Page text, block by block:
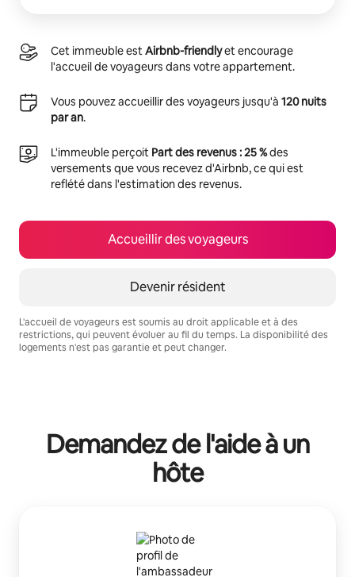
Cet immeuble estAirbnb-friendlyet encourage
l'accueil de voyageurs dans votre appartement.
Vous pouvez accueillir des voyageurs jusqu'à 120 nuits
par an.
L'immeuble perçoit Part des revenus : 25 %des
versements que vous recevez d'Airbnb, ce qui est
reflété dans l'estimation des revenus.
Accueillir des voyageurs
Devenir résident
L'accueil de voyageurs est soumis au droit applicable et à des
restrictions, qui peuvent évoluer au fil du temps. La disponibilité des
logements n'est pas garantie et peut changer.
Demandez de l'aide à un
hôte